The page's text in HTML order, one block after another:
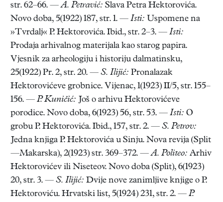
str. 62–66. —A. Petravić: Slava Petra Hektorovića.
Novo doba, 5(1922) 187, str. 1. — Isti: Uspomene na
»Tvrdalj« P. Hektorovića. Ibid., str. 2–3. — Isti:
Prodaja arhivalnog materijala kao starog papira.
Vjesnik za arheologiju i historiju dalmatinsku,
25(1922) Pr. 2, str. 20. — S. Ilijić: Pronalazak
Hektorovićeve grobnice. Vijenac, 1(1923) II/5, str. 155–
156. — P. Kuničić: Još o arhivu Hektorovićeve
porodice. Novo doba, 6(1923) 56, str. 53. — Isti: O
grobu P. Hektorovića. Ibid., 157, str. 2. — S. Petrov:
Jedna knjiga P. Hektorovića u Sinju. Nova revija (Split
—Makarska), 2(1923) str. 369–372. —A. Politeo: Arhiv
Hektorovićev ili Niseteov. Novo doba (Split), 6(1923)
20, str. 3. — S. Ilijić: Dvije nove zanimljive knjige o P.
Hektoroviću. Hrvatski list, 5(1924) 231, str. 2. — P.